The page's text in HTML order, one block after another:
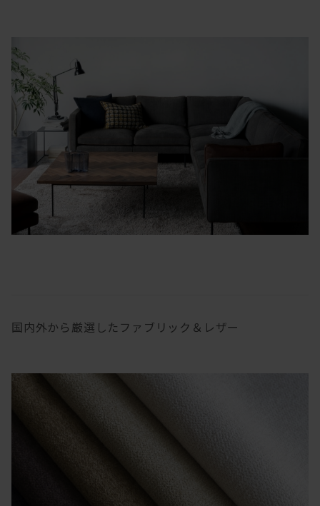
国内外から厳選したファブリック＆レザー